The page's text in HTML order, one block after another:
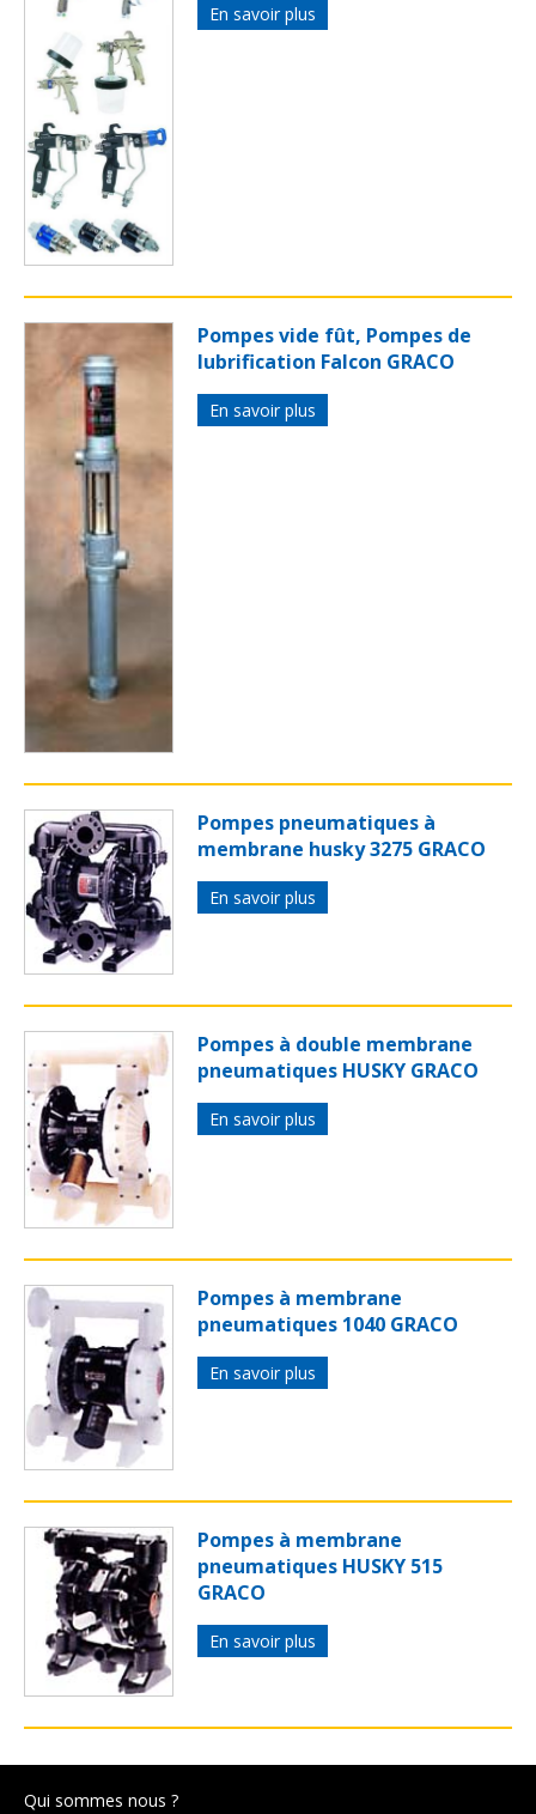
En savoir plus
Pompes vide fût, Pompes de
lubrification Falcon GRACO
En savoir plus
Pompes pneumatiques à
membrane husky 3275 GRACO
En savoir plus
Pompes à double membrane
pneumatiques HUSKY GRACO
En savoir plus
Pompes à membrane
pneumatiques 1040 GRACO
En savoir plus
Pompes à membrane
pneumatiques HUSKY 515
GRACO
En savoir plus
Qui sommes nous ?